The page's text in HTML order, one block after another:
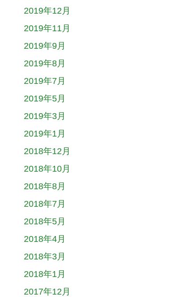
2019年12月
2019年11月
2019年9月
2019年8月
2019年7月
2019年5月
2019年3月
2019年1月
2018年12月
2018年10月
2018年8月
2018年7月
2018年5月
2018年4月
2018年3月
2018年1月
2017年12月